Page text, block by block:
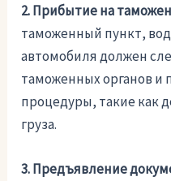
2. Прибытие на
таможенный пункт,
автомобиля должен
таможенных органов
процедуры, такие как
груза.
3. Предъявление